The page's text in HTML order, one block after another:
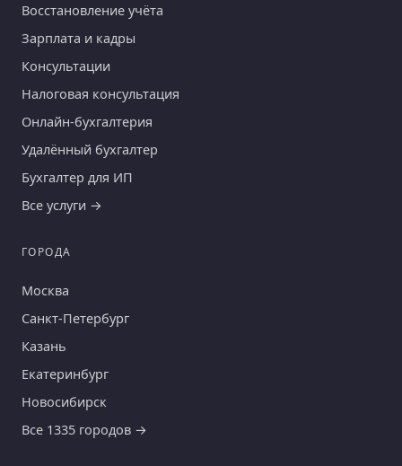
Восстановление учёта
Зарплата и кадры
Консультации
Налоговая консультация
Онлайн-бухгалтерия
Удалённый бухгалтер
Бухгалтер для ИП
Все услуги →
ГОРОДА
Москва
Санкт-Петербург
Казань
Екатеринбург
Новосибирск
Все 1335 городов →